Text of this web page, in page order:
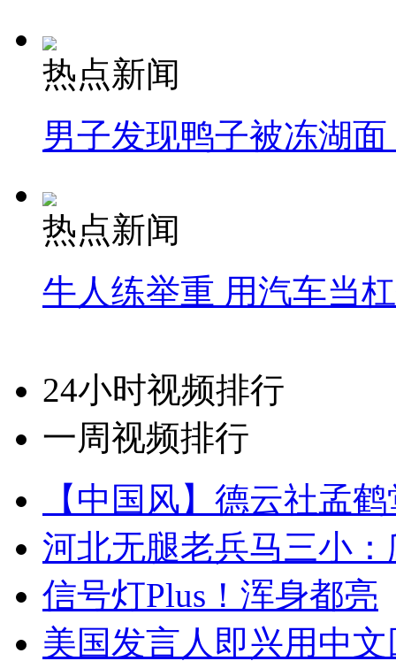
热点新闻
男子发现鸭子被冻湖
热点新闻
牛人练举重 用汽车当
24小时视频排行
一周视频排行
【中国风】德云社孟
河北无腿老兵马三小
信号灯Plus！浑身都亮
美国发言人即兴用中